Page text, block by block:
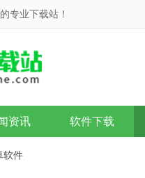
专业下载站！
资讯 软件下载
软件